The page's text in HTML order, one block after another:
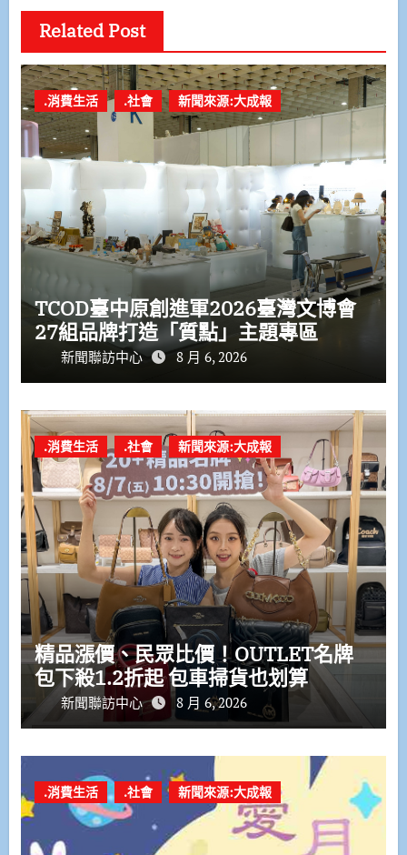
Related Post
.消費生活 .社會 新聞來源:大成報
TCOD臺中原創進軍2026臺灣文博會
27組品牌打造「質點」主題專區
新聞聯訪中心 8 月 6, 2026
.消費生活 .社會 新聞來源:大成報
精品漲價、民眾比價！OUTLET名牌
包下殺1.2折起 包車掃貨也划算
新聞聯訪中心 8 月 6, 2026
.消費生活 .社會 新聞來源:大成報